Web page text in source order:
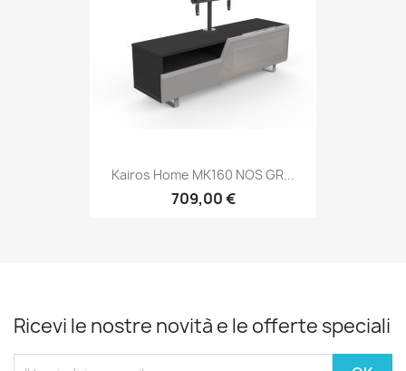
Kairos Home MK160 NOS GR...
709,00 €
Ricevi le nostre novità e le offerte speciali